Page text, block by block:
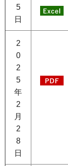
5
日
2
0
2
5
年
2
月
2
8
日